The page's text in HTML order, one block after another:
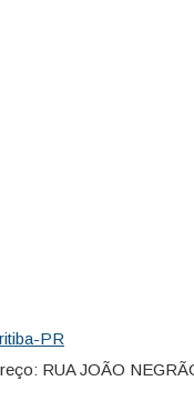
PR
RUA JOÃO